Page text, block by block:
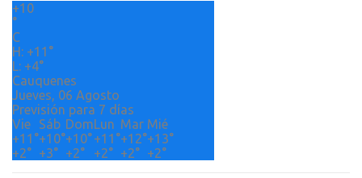
i
s
+10
°
C
H: +11°
L: +4°
Cauquenes
Jueves, 06 Agosto
Previsión para 7 días
Vie
Sáb DomLun Mar Mié
+11°+10°+10°+11°+12°+13°
+2° +3° +2° +2° +2° +2°